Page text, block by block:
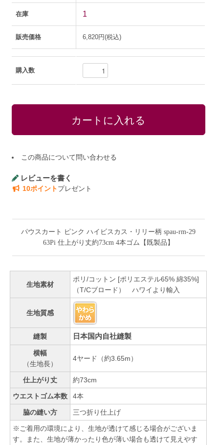
在庫 1
販売価格 6,820円(税込)
購入数
この商品について問い合わせる
レビューを書く
10ポイントプレゼント
パウスカート ピンク ハイビスカス・リリー柄 spau-rm-29
63Pi 仕上がり丈約73cm 4本ゴム【既製品】
生地素材
ポリ/コットン [ポリエステル65% 綿35%]
（T/Cブロード） ハワイより輸入
生地質感
縫製 日本国内自社縫製
横幅
（生地長）
4ヤード（約3.65m）
仕上がり丈 約73cm
ウエストゴム本数 4本
脇の縫い方 三つ折り仕上げ
※ご着用の環境により、生地が透けて感じる場合がございま
す。また、生地が薄かったり色が薄い場合も透けて見えやす